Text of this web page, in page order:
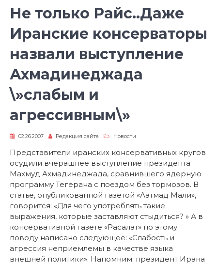
Не только Райс..Даже
Иранские консерваторы
назвали выступление
Ахмадинеджада
\»слабым и
агрессивным\»
02.26.2007 Редакция сайта Новости
Представители иранских консервативных кругов
осудили вчерашнее выступление президента
Махмуд Ахмадинеджада, сравнившего ядерную
программу Тегерана с поездом без тормозов. В
статье, опубликованной газетой «Аатмад Мали»,
говорится: «Для чего употреблять такие
выражения, которые заставляют стыдиться? » А в
консервативной газете «Расалат» по этому
поводу написано следующее: «Слабость и
агрессия неприемлемы в качестве языка
внешней политики». Напомним: президент Ирана